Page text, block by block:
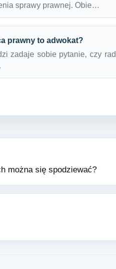
sprawy prawnej. Obie…
prawny to adwokat?
zadaje sobie pytanie, czy
można się spodziewać?